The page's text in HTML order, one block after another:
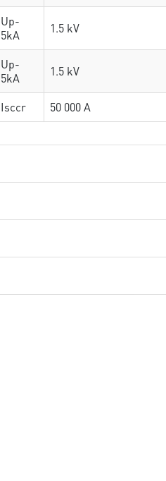
Up-
5kA
1.5 kV
Up-
5kA
1.5 kV
Isccr 50 000 A